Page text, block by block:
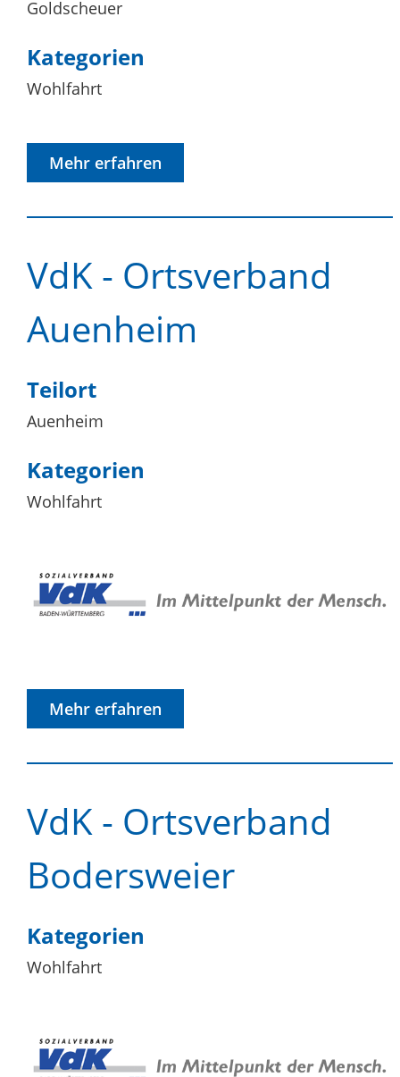
Goldscheuer
Kategorien
Wohlfahrt
Mehr erfahren
VdK - Ortsverband
Auenheim
Teilort
Auenheim
Kategorien
Wohlfahrt
Mehr erfahren
VdK - Ortsverband
Bodersweier
Kategorien
Wohlfahrt